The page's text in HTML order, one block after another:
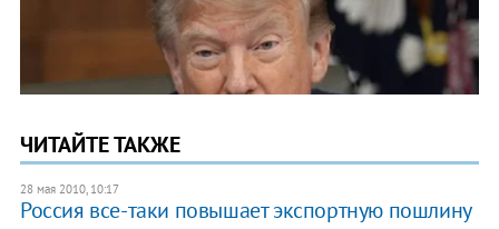
ЧИТАЙТЕ ТАКЖЕ
28 мая 2010, 10:17
Россия все-таки повышает экспортную пошлину